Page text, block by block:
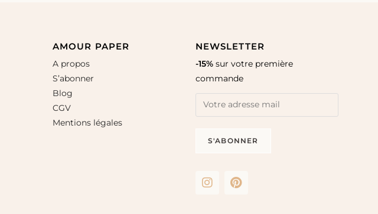
AMOUR PAPER
A propos
S’abonner
Blog
CGV
Mentions légales
NEWSLETTER
-15%sur votre première
commande